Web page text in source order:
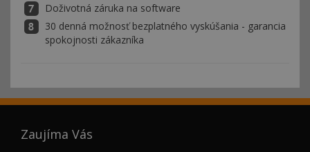
Doživotná záruka na software
30 denná možnosť bezplatného vyskúšania - garancia
spokojnosti zákazníka
Zaujíma Vás